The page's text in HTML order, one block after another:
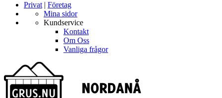
Privat | Företag
Mina sidor
Kundservice
Kontakt
Om Oss
Vanliga frågor